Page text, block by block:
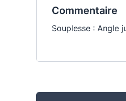
Commentaire
Souplesse : Angle